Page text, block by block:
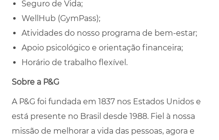
Seguro de Vida;
WellHub (GymPass);
Atividades do nosso programa de bem-estar;
Apoio psicológico e orientação financeira;
Horário de trabalho flexível.
Sobre a P&G
A P&G foi fundada em 1837 nos Estados Unidos e
está presente no Brasil desde 1988. Fiel à nossa
missão de melhorar a vida das pessoas, agora e